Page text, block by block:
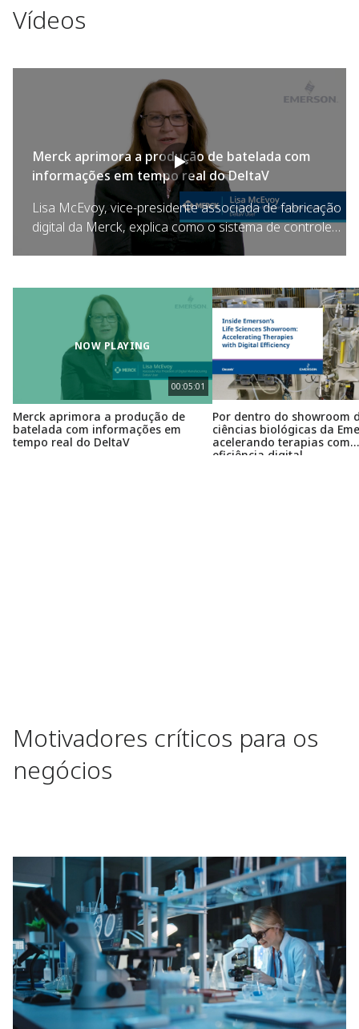
Vídeos
Merck aprimora a produção de batelada com
informações em tempo real do DeltaV
Lisa McEvoy, vice-presidente associada de fabricação
digital da Merck, explica como o sistema de controle
distribuído (DCS) DeltaV e as tecnologias de
de fornecer produtos seguros e de alta qualidade com
eficiência. Desde a consistência da batelada até as
informações em tempo real, as soluções DeltaV
desempenham um papel fundamental na
padronização, na tomada de decisão mais rápida e na
velocidade de comercialização em todas as
operações globais da Merck.
NOW PLAYING
00:05:01
Merck aprimora a produção de
batelada com informações em
tempo real do DeltaV
Por dentro do showroom
ciências biológicas da
acelerando terapias com
eficiência digital
Motivadores críticos para os
negócios